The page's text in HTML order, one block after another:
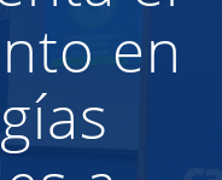
en